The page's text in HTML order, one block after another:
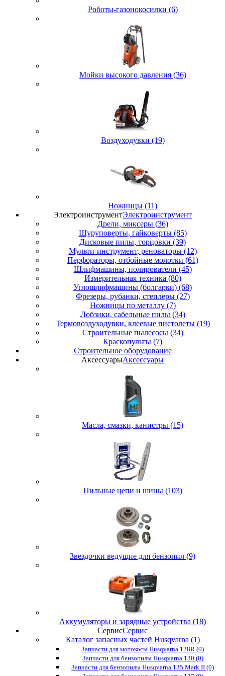
Роботы-газонокосилки (6)
Мойки высокого давления (36)
Воздуходувки (19)
Ножницы (11)
ЭлектроинструментЭлектроинструмент
Дрели, миксеры (36)
Шуруповерты, гайковерты (85)
Дисковые пилы, торцовки (39)
Мульти-инструмент, реноваторы (12)
Перфораторы, отбойные молотки (61)
Шлифмашины, полирователи (45)
Измерительная техника (80)
Углошлифмашины (болгарки) (68)
Фрезеры, рубанки, степлеры (27)
Ножницы по металлу (7)
Лобзики, сабельные пилы (34)
Термовоздуходувки, клеевые пистолеты (19)
Строительные пылесосы (34)
Краскопульты (7)
Строительное оборудование
АксессуарыАксессуары
Масла, смазки, канистры (15)
Пильные цепи и шины (103)
Звездочки ведущие для бензопил (9)
Аккумуляторы и зарядные устройства (18)
СервисСервис
Каталог запасных частей Husqvarna (1)
Запчасти для мотокосы Husqvarna 128R (0)
Запчасти для бензопилы Husqvarna 130 (0)
Запчасти для бензопилы Husqvarna 135 Mark II (0)